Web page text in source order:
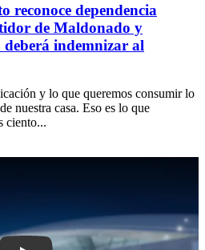
reconoce dependencia
de Maldonado y
deberá indemnizar al
y lo que queremos consumir lo
nuestra casa. Eso es lo que
ciento...